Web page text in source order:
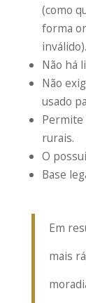
(como
forma
inválido).
Não há
Não
usado
Permite
rurais.
O
Base
Em
mais